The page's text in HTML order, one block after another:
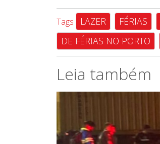
Tags LAZER FÉRIAS
DE FÉRIAS NO PORTO
Leia também